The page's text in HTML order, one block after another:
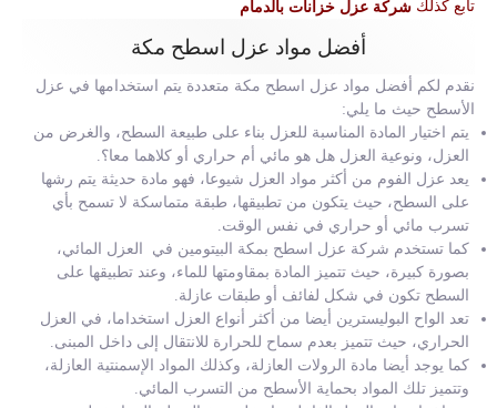
تابع كذلك شركة عزل خزانات بالدمام
أفضل مواد عزل اسطح مكة
نقدم لكم أفضل مواد عزل اسطح مكة متعددة يتم استخدامها في عزل
الأسطح حيث ما يلي:
يتم اختيار المادة المناسبة للعزل بناء على طبيعة السطح، والغرض من
العزل، ونوعية العزل هل هو مائي أم حراري أو كلاهما معا؟.
يعد عزل الفوم من أكثر مواد العزل شيوعا، فهو مادة حديثة يتم رشها
على السطح، حيث يتكون من تطبيقها، طبقة متماسكة لا تسمح بأي
تسرب مائي أو حراري في نفس الوقت.
كما تستخدم شركة عزل اسطح بمكة البيتومين في العزل المائي،
بصورة كبيرة، حيث تتميز المادة بمقاومتها للماء، وعند تطبيقها على
السطح تكون في شكل لفائف أو طبقات عازلة.
تعد الواح البوليسترين أيضا من أكثر أنواع العزل استخداما، في العزل
الحراري، حيث تتميز بعدم سماح للحرارة للانتقال إلى داخل المبنى.
كما يوجد أيضا مادة الرولات العازلة، وكذلك المواد الإسمنتية العازلة،
وتتميز تلك المواد بحماية الأسطح من التسرب المائي.